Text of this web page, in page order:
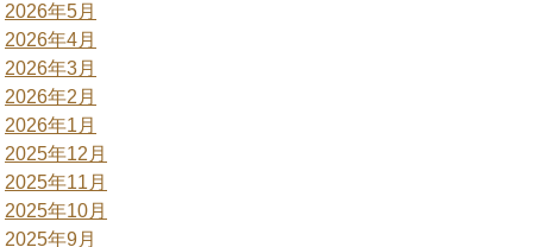
2026年5月
2026年4月
2026年3月
2026年2月
2026年1月
2025年12月
2025年11月
2025年10月
2025年9月